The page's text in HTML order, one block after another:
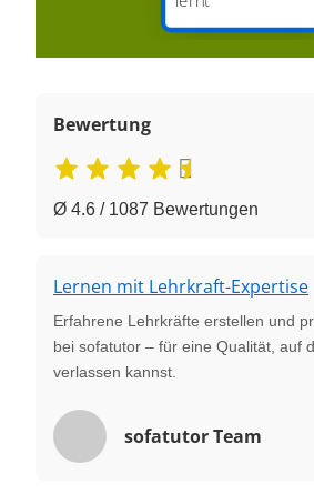
Bewertung
Ø 4.6 / 1087 Bewertungen
Lernen mit Lehrkraft-Expertise
Erfahrene Lehrkräfte erstellen und
bei sofatutor – für eine Qualität, auf
verlassen kannst.
sofatutor Team